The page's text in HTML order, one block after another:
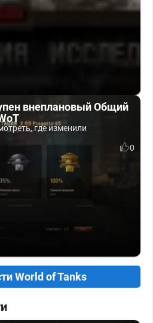
внеплановый Общий
где изменили
0
World of Tanks